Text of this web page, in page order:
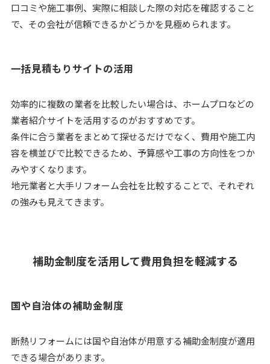
口コミや施工事例、実際に相談した際の対応を確認すること
で、その会社が信頼できるかどうかを見極められます。
一括見積もりサイトの活用
効率的に複数の業者を比較したい場合は、ホームプロなどの
業者紹介サイトを活用するのがおすすめです。
条件に合う業者をまとめて探せるだけでなく、費用や施工内
容を横並びで比較できるため、予算感や工事の方向性をつか
みやすくなります。
地元業者と大手リフォーム会社を比較することで、それぞれ
の強みも見えてきます。
補助金制度を活用して費用負担を軽減する
国や自治体の補助金制度
断熱リフォームには国や自治体が用意する補助金制度が適用
できる場合があります。